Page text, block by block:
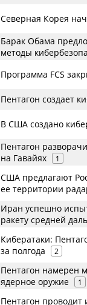
Северная Корея
Барак Обама
методы
Программа FCS
Пентагон создает
В США создано
Пентагон
на Гавайях
1
США предлагают
ее территории
Иран успешно
ракету средней
Кибератаки:
за полгода
2
Пентагон намерен
ядерное оружие
1
Пентагон